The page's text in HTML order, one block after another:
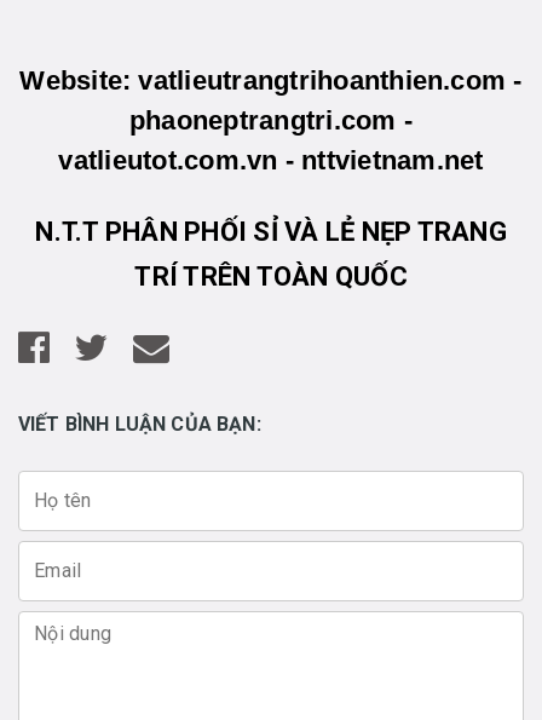
Website: vatlieutrangtrihoanthien.com -
phaoneptrangtri.com -
vatlieutot.com.vn - nttvietnam.net
N.T.T PHÂN PHỐI SỈ VÀ LẺ NẸP TRANG
TRÍ TRÊN TOÀN QUỐC
VIẾT BÌNH LUẬN CỦA BẠN: